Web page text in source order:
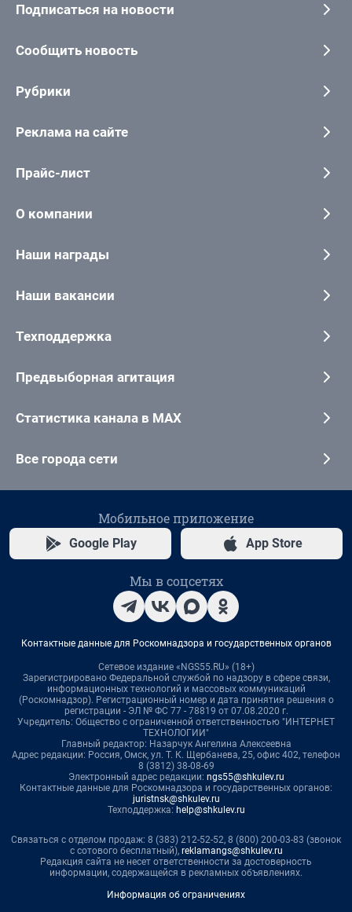
Подписаться на новости
Сообщить новость
Рубрики
Реклама на сайте
Прайс-лист
О компании
Наши награды
Наши вакансии
Техподдержка
Предвыборная агитация
Статистика канала в MAX
Все города сети
Мобильное приложение
Google Play App Store
Мы в соцсетях
Контактные данные для Роскомнадзора и государственных органов
Сетевое издание «NGS55.RU» (18+)
Зарегистрировано Федеральной службой по надзору в сфере связи,
информационных технологий и массовых коммуникаций
(Роскомнадзор). Регистрационный номер и дата принятия решения о
регистрации - ЭЛ № ФС 77 - 78819 от 07.08.2020 г.
Учредитель: Общество с ограниченной ответственностью "ИНТЕРНЕТ
ТЕХНОЛОГИИ"
Главный редактор: Назарчук Ангелина Алексеевна
Адрес редакции: Россия, Омск, ул. Т. К. Щербанева, 25, офис 402, телефон
8 (3812) 38-08-69
Электронный адрес редакции: ngs55@shkulev.ru
Контактные данные для Роскомнадзора и государственных органов:
juristnsk@shkulev.ru
Техподдержка: help@shkulev.ru
Связаться с отделом продаж: 8 (383) 212-52-52, 8 (800) 200-03-83 (звонок
с сотового бесплатный), reklamangs@shkulev.ru
Редакция сайта не несет ответственности за достоверность
информации, содержащейся в рекламных объявлениях.
Информация об ограничениях